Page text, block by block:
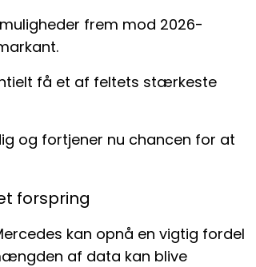
frem mod 2026-
få et af feltets stærkeste
og fortjener nu chancen for at
forspring
kan opnå en vigtig fordel
af data kan blive